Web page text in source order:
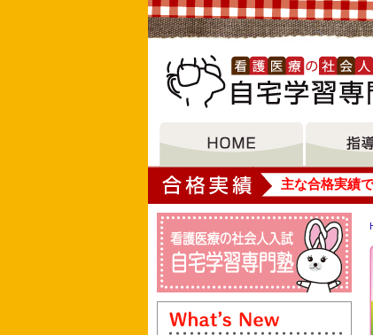
大垣女子短期大学 主な合格実績で
東京大学大学院医学系研究科国際
校 倉敷看護専門学校